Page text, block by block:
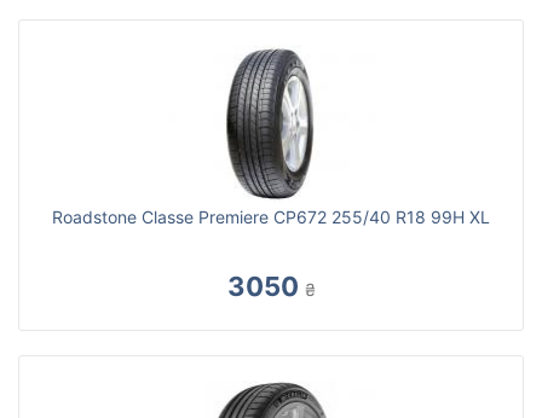
Roadstone Classe Premiere CP672 255/40 R18 99H XL
3050 ₴